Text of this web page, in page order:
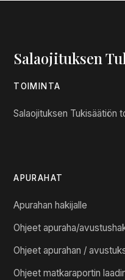
Salaojituksen
TOIMINTA
Salaojituksen Tukisäätiön
APURAHAT
Apurahan hakijalle
Ohjeet apuraha/
Ohjeet apurahan /
Ohjeet matkaraportin